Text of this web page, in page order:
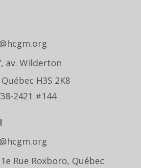
av. Wilderton
H3S 2K8
2421 #144
Rue Roxboro, Québec